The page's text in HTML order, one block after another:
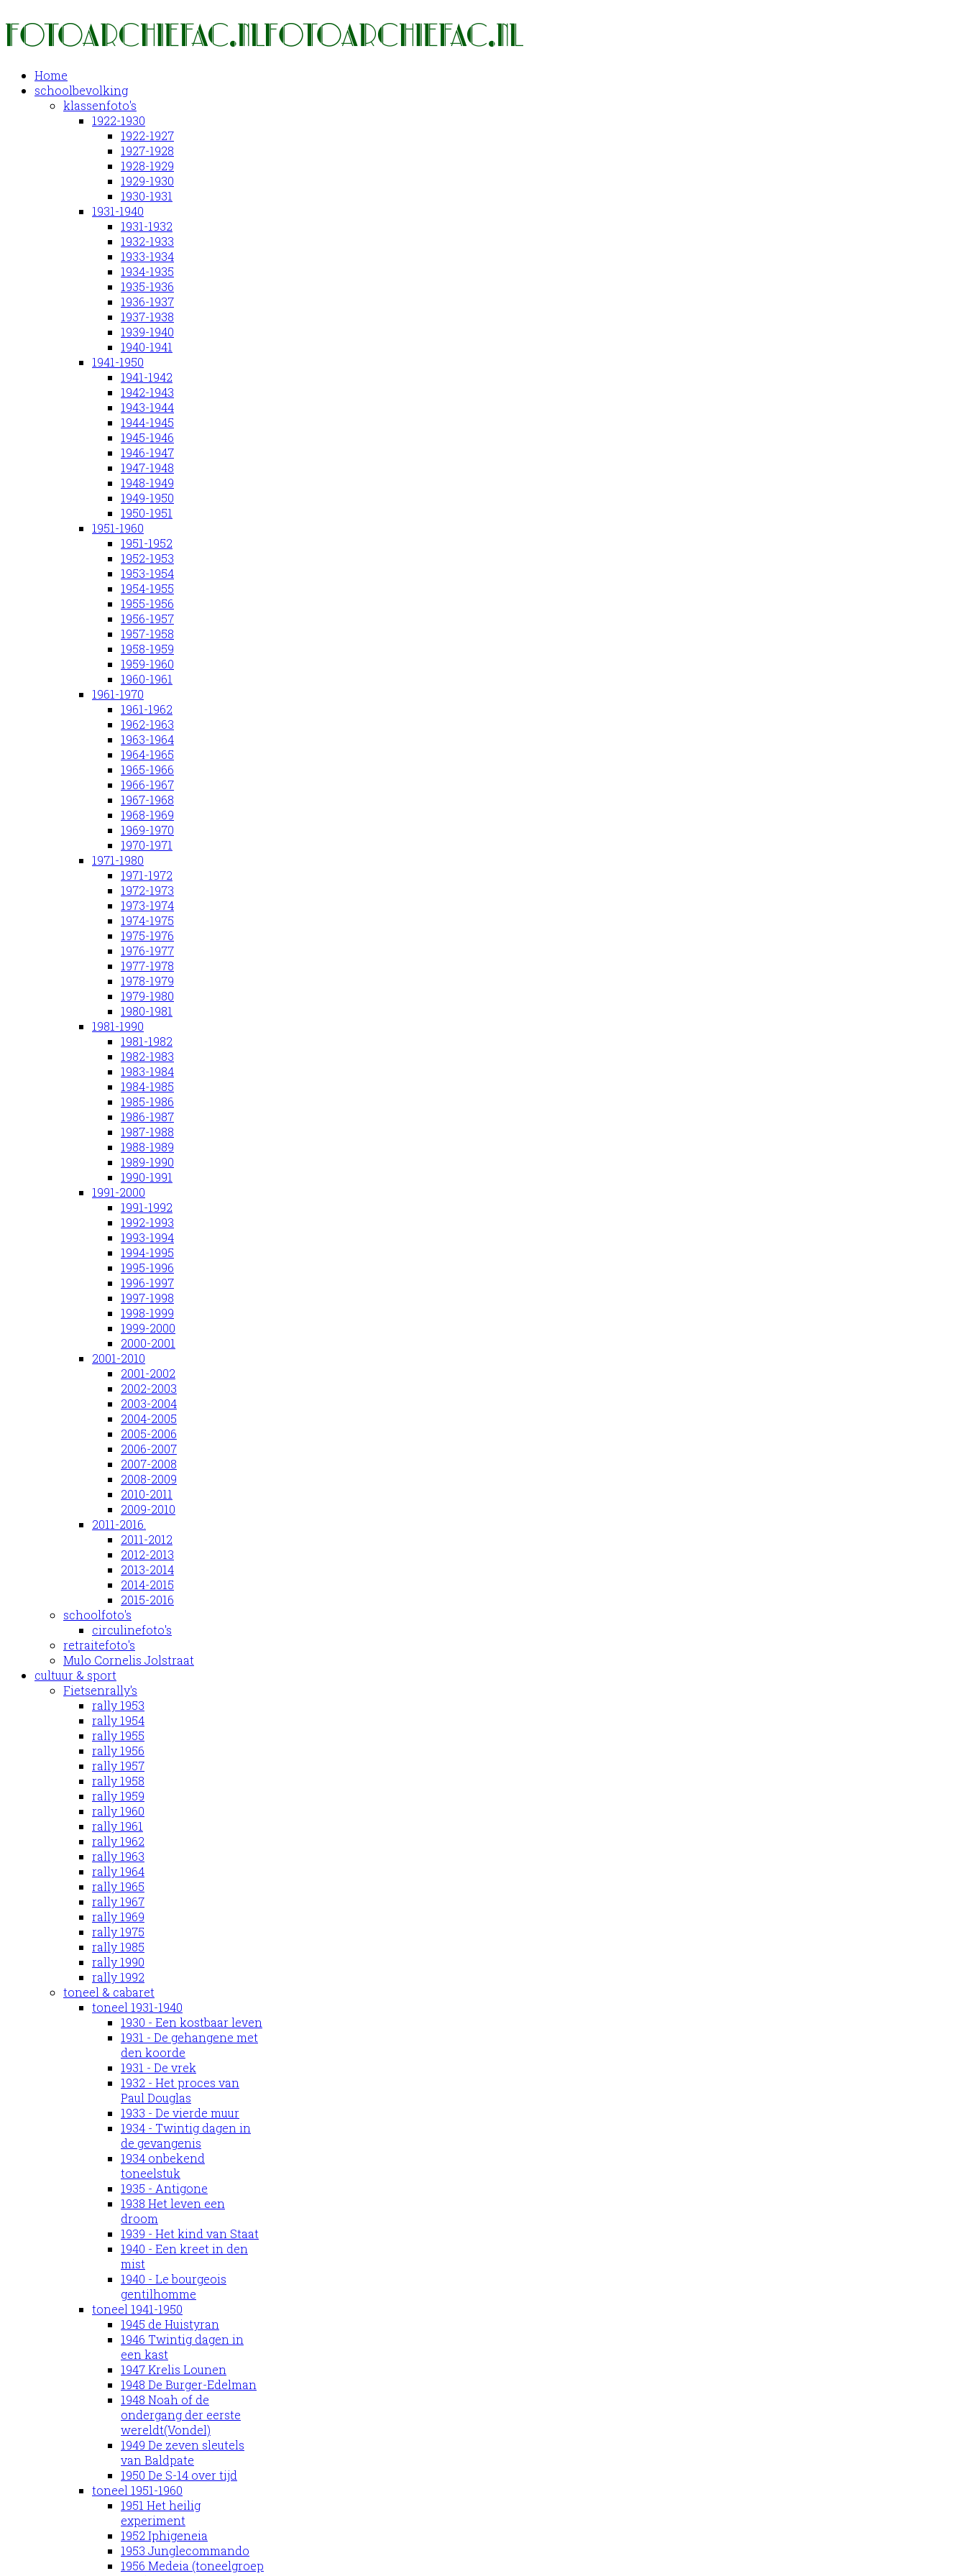
Home
schoolbevolking
klassenfoto's
1922-1930
1922-1927
1927-1928
1928-1929
1929-1930
1930-1931
1931-1940
1931-1932
1932-1933
1933-1934
1934-1935
1935-1936
1936-1937
1937-1938
1939-1940
1940-1941
1941-1950
1941-1942
1942-1943
1943-1944
1944-1945
1945-1946
1946-1947
1947-1948
1948-1949
1949-1950
1950-1951
1951-1960
1951-1952
1952-1953
1953-1954
1954-1955
1955-1956
1956-1957
1957-1958
1958-1959
1959-1960
1960-1961
1961-1970
1961-1962
1962-1963
1963-1964
1964-1965
1965-1966
1966-1967
1967-1968
1968-1969
1969-1970
1970-1971
1971-1980
1971-1972
1972-1973
1973-1974
1974-1975
1975-1976
1976-1977
1977-1978
1978-1979
1979-1980
1980-1981
1981-1990
1981-1982
1982-1983
1983-1984
1984-1985
1985-1986
1986-1987
1987-1988
1988-1989
1989-1990
1990-1991
1991-2000
1991-1992
1992-1993
1993-1994
1994-1995
1995-1996
1996-1997
1997-1998
1998-1999
1999-2000
2000-2001
2001-2010
2001-2002
2002-2003
2003-2004
2004-2005
2005-2006
2006-2007
2007-2008
2008-2009
2010-2011
2009-2010
2011-2016.
2011-2012
2012-2013
2013-2014
2014-2015
2015-2016
schoolfoto's
circulinefoto's
retraitefoto's
Mulo Cornelis Jolstraat
cultuur & sport
Fietsenrally's
rally 1953
rally 1954
rally 1955
rally 1956
rally 1957
rally 1958
rally 1959
rally 1960
rally 1961
rally 1962
rally 1963
rally 1964
rally 1965
rally 1967
rally 1969
rally 1975
rally 1985
rally 1990
rally 1992
toneel & cabaret
toneel 1931-1940
1930 - Een kostbaar leven
1931 - De gehangene met
den koorde
1931 - De vrek
1932 - Het proces van
Paul Douglas
1933 - De vierde muur
1934 - Twintig dagen in
de gevangenis
1934 onbekend
toneelstuk
1935 - Antigone
1938 Het leven een
droom
1939 - Het kind van Staat
1940 - Een kreet in den
mist
1940 - Le bourgeois
gentilhomme
toneel 1941-1950
1945 de Huistyran
1946 Twintig dagen in
een kast
1947 Krelis Lounen
1948 De Burger-Edelman
1948 Noah of de
ondergang der eerste
wereldt(Vondel)
1949 De zeven sleutels
van Baldpate
1950 De S-14 over tijd
toneel 1951-1960
1951 Het heilig
experiment
1952 Iphigeneia
1953 Junglecommando
1956 Medeia (toneelgroep